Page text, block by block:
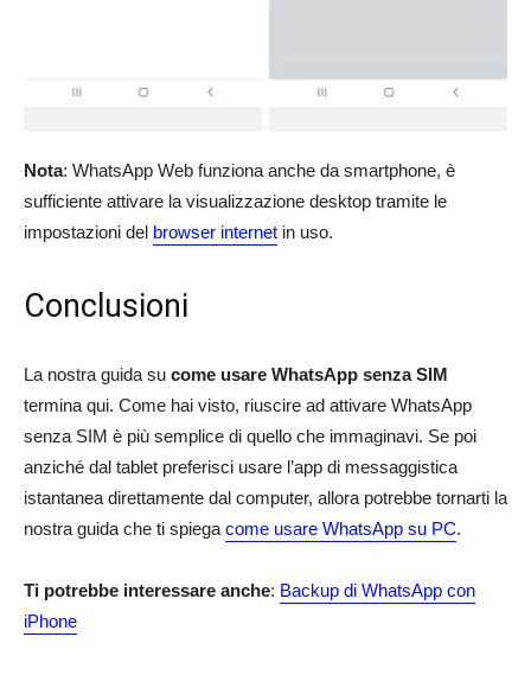
Nota: WhatsApp Web funziona anche da smartphone, è
sufficiente attivare la visualizzazione desktop tramite le
impostazioni del browser internet in uso.
Conclusioni
La nostra guida su come usare WhatsApp senza SIM
termina qui. Come hai visto, riuscire ad attivare WhatsApp
senza SIM è più semplice di quello che immaginavi. Se poi
anziché dal tablet preferisci usare l’app di messaggistica
istantanea direttamente dal computer, allora potrebbe tornarti la
nostra guida che ti spiega come usare WhatsApp su PC.
Ti potrebbe interessare anche: Backup di WhatsApp con
iPhone